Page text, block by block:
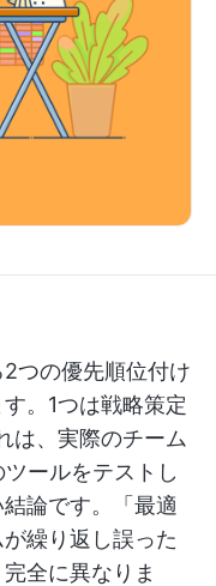
つの優先順位付け
。1つは戦略策定
は、実際のチーム
ールをテストし
論です。「最適
繰り返し誤った
全に異なりま